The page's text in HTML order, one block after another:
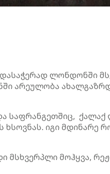
ლონდონში
არეულობა
საფრანგეთშიც, ქალაქ
იგი მდინარე
მსხვერპლი მოჰყვა,